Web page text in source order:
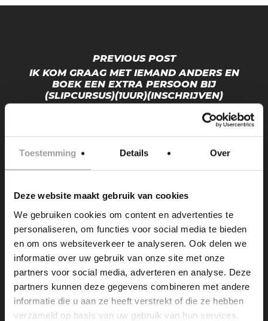
Toestemming Details Over
Deze website maakt gebruik van cookies
We gebruiken cookies om content en advertenties te
personaliseren, om functies voor social media te bieden
en om ons websiteverkeer te analyseren. Ook delen we
informatie over uw gebruik van onze site met onze
partners voor social media, adverteren en analyse. Deze
partners kunnen deze gegevens combineren met andere
informatie die u aan ze heeft verstrekt of die ze hebben
verzameld op basis van uw gebruik van hun services.
PREVIOUS POST
IK KOM GRAAG MET IEMAND ANDERS EN
BOEK EEN EXTRA PERSOON BIJ
(SLIPCURSUS)(1UUR)(INSCHRIJVEN)
VERLENG MIJN VLIEGTIJD (18MIN)(2PERS)
(INSCHRIJVEN)